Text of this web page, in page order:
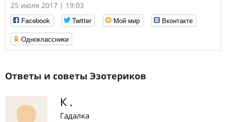
25 июля 2017 | 19:03
Facebook
Twitter Мой мир
Вконтакте
Одноклассники
Ответы и советы Эзотериков
К .
Гадалка